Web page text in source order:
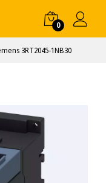
0
3RT2045-1NB30